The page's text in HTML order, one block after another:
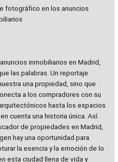
fotográfico en los anuncios
inmobiliarios en Madrid,
las palabras. Un reportaje
una propiedad, sino que
a los compradores con su
hasta los espacios
cuenta una historia única. Así
de propiedades en Madrid,
hay una oportunidad para
la esencia y la emoción de lo
esta ciudad llena de vida y